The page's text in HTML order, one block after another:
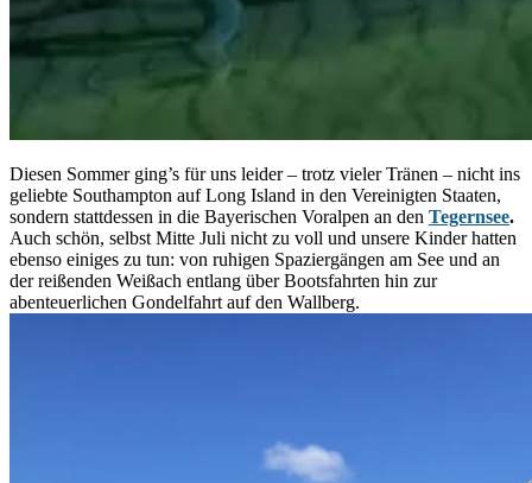
Diesen Sommer ging’s für uns leider – trotz vieler Tränen – nicht ins
geliebte Southampton auf Long Island in den Vereinigten Staaten,
sondern stattdessen in die Bayerischen Voralpen an den Tegernsee.
Auch schön, selbst Mitte Juli nicht zu voll und unsere Kinder hatten
ebenso einiges zu tun: von ruhigen Spaziergängen am See und an
der reißenden Weißach entlang über Bootsfahrten hin zur
abenteuerlichen Gondelfahrt auf den Wallberg.